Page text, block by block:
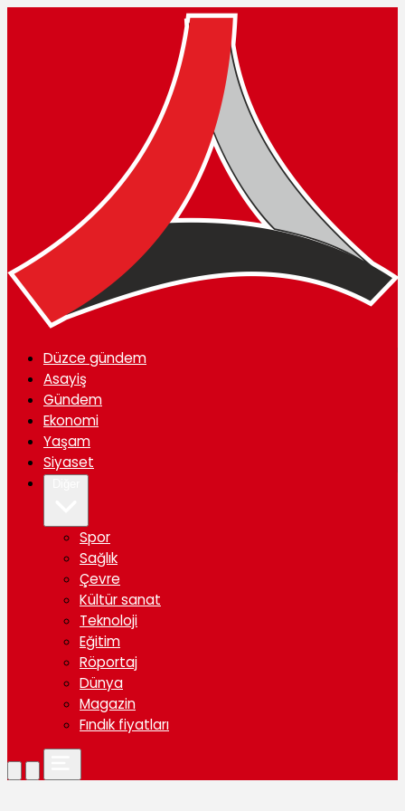
Düzce gündem
Asayiş
Gündem
Ekonomi
Yaşam
Siyaset
Spor
Sağlık
Çevre
Kültür sanat
Teknoloji
Eğitim
Röportaj
Dünya
Magazin
Fındık fiyatları